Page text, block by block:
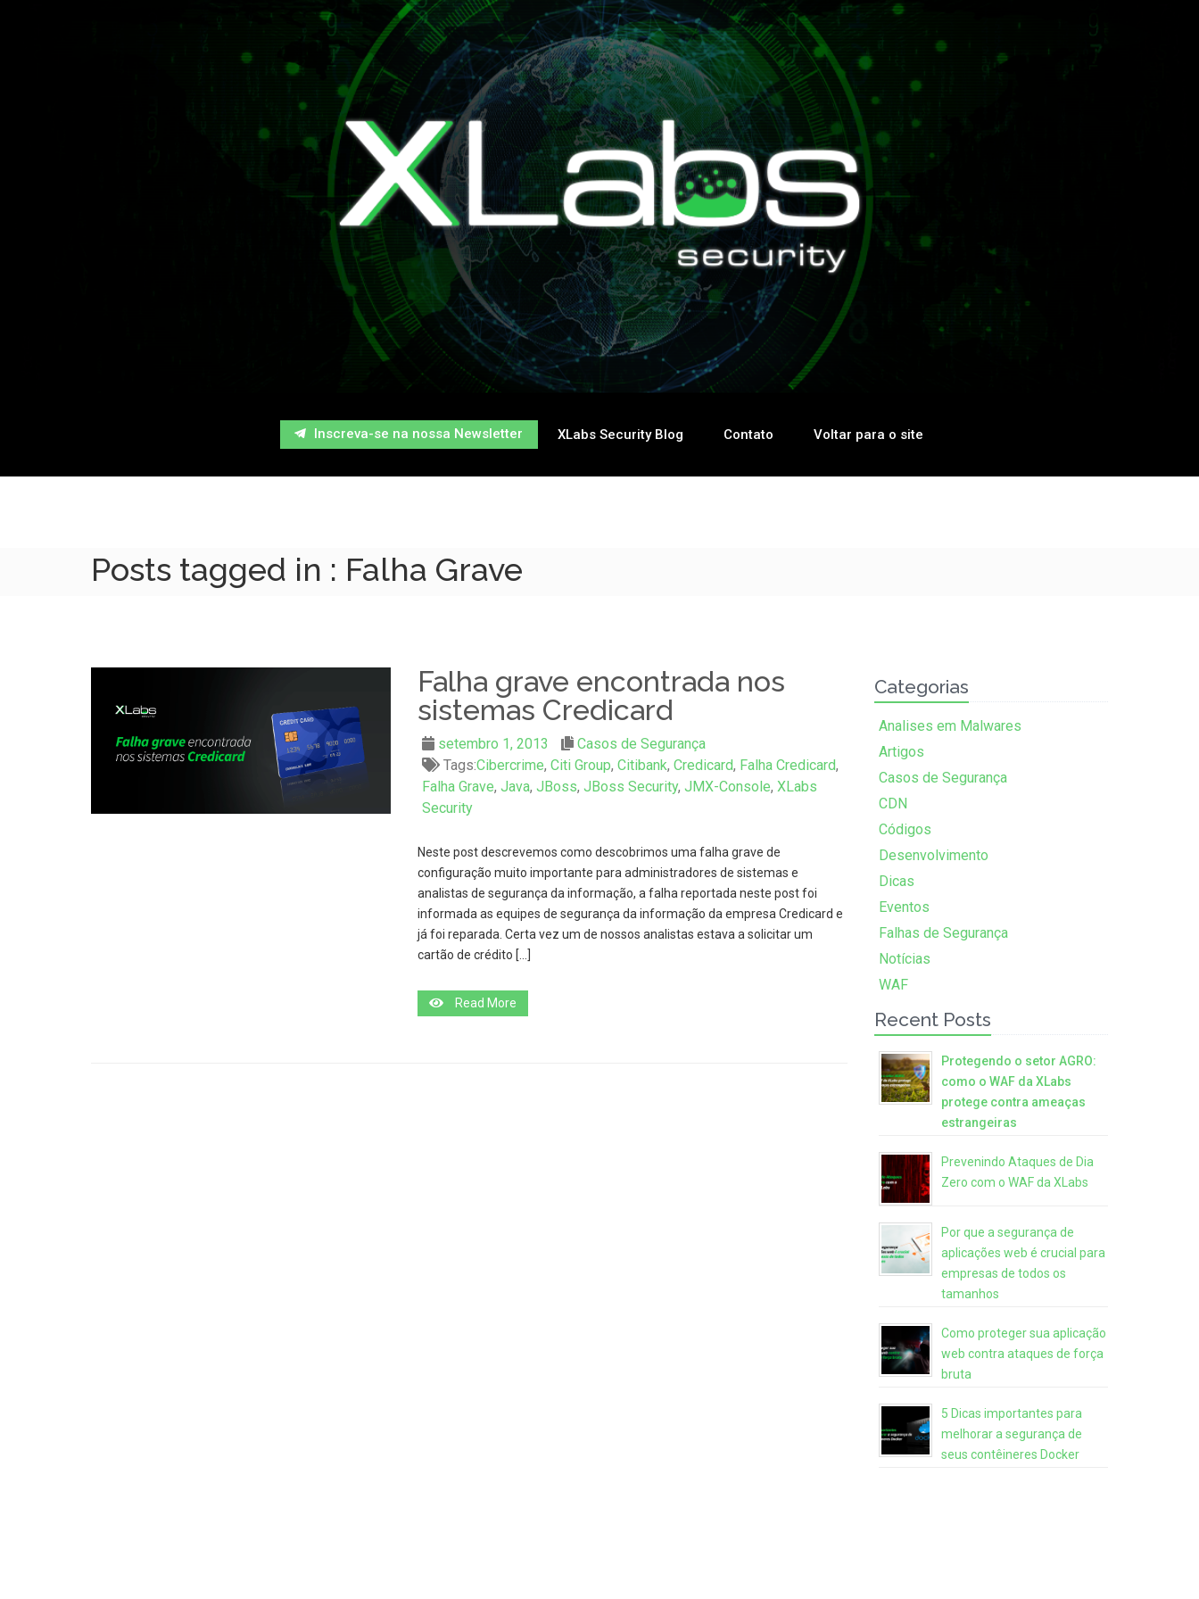
Inscreva-se na nossa Newsletter XLabs Security Blog Contato Voltar para o site
Posts tagged in : Falha Grave
Falha grave encontrada nos
sistemas Credicard
setembro 1, 2013
Casos de Segurança
Tags:Cibercrime, Citi Group, Citibank, Credicard, Falha Credicard,
Falha Grave, Java, JBoss, JBoss Security, JMX-Console, XLabs
Security
Neste post descrevemos como descobrimos uma falha grave de
configuração muito importante para administradores de sistemas e
analistas de segurança da informação, a falha reportada neste post foi
informada as equipes de segurança da informação da empresa Credicard e
já foi reparada. Certa vez um de nossos analistas estava a solicitar um
cartão de crédito […]
Read More
Categorias
Analises em Malwares
Artigos
Casos de Segurança
CDN
Códigos
Desenvolvimento
Dicas
Eventos
Falhas de Segurança
Notícias
WAF
Recent Posts
Protegendo o setor AGRO:
como o WAF da XLabs
protege contra ameaças
estrangeiras
Prevenindo Ataques de Dia
Zero com o WAF da XLabs
Por que a segurança de
aplicações web é crucial para
empresas de todos os
tamanhos
Como proteger sua aplicação
web contra ataques de força
bruta
5 Dicas importantes para
melhorar a segurança de
seus contêineres Docker